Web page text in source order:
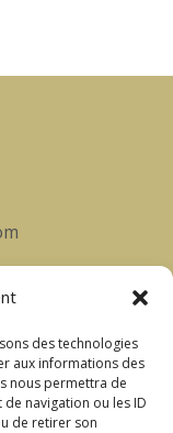
des technologies
aux informations des
nous permettra de
navigation ou les ID
de retirer son